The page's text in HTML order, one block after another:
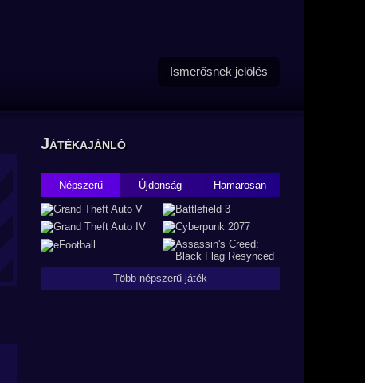
Ismerősnek jelölés
Játékajánló
Népszerű Újdonság Hamarosan
Több népszerű játék